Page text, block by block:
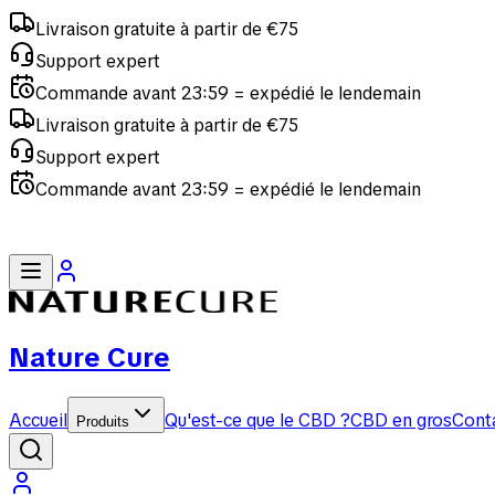
Livraison gratuite à partir de €75
Support expert
Commande avant 23:59 = expédié le lendemain
Livraison gratuite à partir de €75
Support expert
Commande avant 23:59 = expédié le lendemain
Nature Cure
Accueil Produits Qu'est-ce que le CBD ?CBD en gros